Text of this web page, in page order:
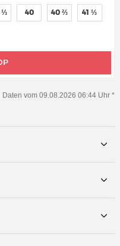
⅓ 40 40 ⅔ 41 ⅓
Daten vom 09.08.2026 06:44 Uhr *